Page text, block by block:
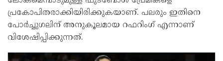
പ്രകോപിതരാക്കിയിരിക്കുകയാണ്. പലരും ഇതിനെ
പോര്‍ച്ചുഗലിന് അനുകൂലമായ റഫറിംഗ് എന്നാണ്
വിശേഷിപ്പിക്കുന്നത്.